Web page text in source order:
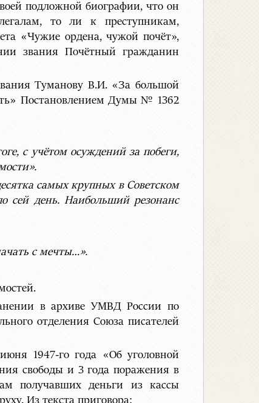
подложной биографии, что он
то ли к преступникам,
«Чужие ордена, чужой почёт»,
звания Почётный гражданин
Туманову В.И. «За большой
Постановлением Думы № 1362
с учётом осуждений за побеги,
самых крупных в Советском
сей день. Наибольший резонанс
с мечты…».
в архиве УМВД России по
отделения Союза писателей
1947-го года «Об уголовной
свободы и 3 года поражения в
получавших деньги из кассы